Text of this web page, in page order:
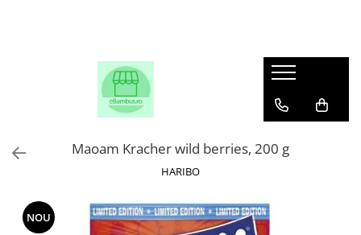
Maoam Kracher wild berries, 200 g
HARIBO
NOU